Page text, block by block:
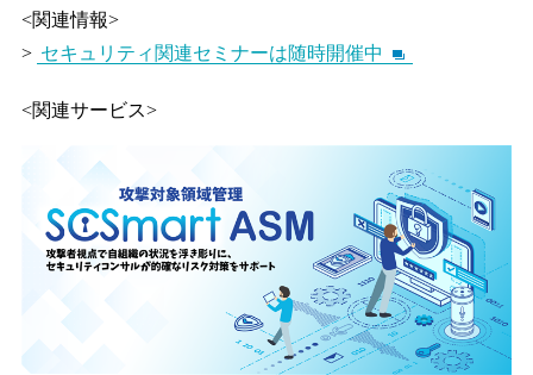
<関連情報>
> セキュリティ関連セミナーは随時開催中
<関連サービス>